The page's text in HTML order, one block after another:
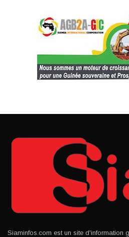
Siaminfos.com est un site d'information